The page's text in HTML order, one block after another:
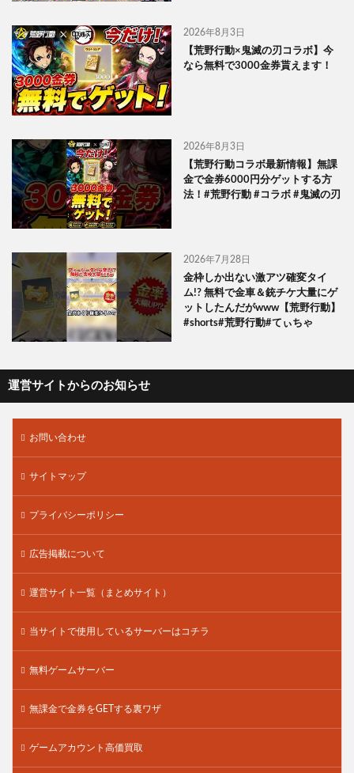
2026年8月3日
【荒野行動×鬼滅の刃コラボ】今
なら無料で3000金券貰えます！
2026年8月3日
【荒野行動コラボ最新情報】無課
金で金券6000円分ゲットする方
法！#荒野行動 #コラボ #鬼滅の刃
2026年7月28日
金枠しか出ない激アツ確変タイ
ム!? 無料で金車＆銃チケ大量にゲ
ットしたんだがwww【荒野行動】
#shorts#荒野行動#てぃちゃ
運営サイトからのお知らせ
お問い合わせ
サイトマップ
プライバシーポリシー
広告掲載について
運営サイト一覧（まとめサイト）
当サイトで使用しているサーバーはコチラ
無料ゲームサーバー
無課金で金券をGETする裏ワザ
ゲームアカウント高価買取